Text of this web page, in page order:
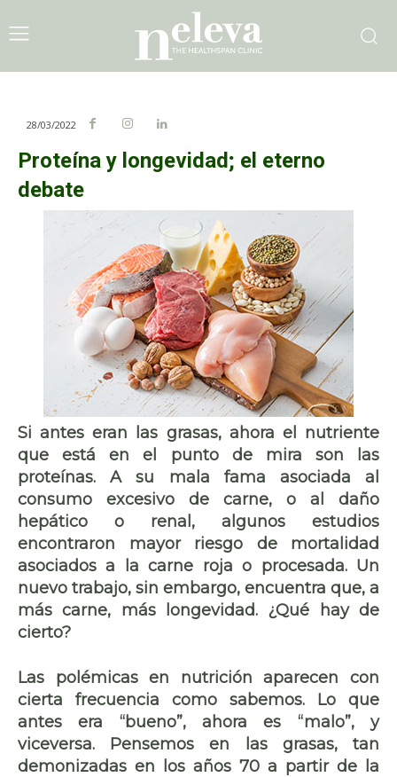
28/03/2022
Proteína y longevidad; el eterno
debate
Si antes eran las grasas, ahora el nutriente
que está en el punto de mira son las
proteínas. A su mala fama asociada al
consumo excesivo de carne, o al daño
hepático o renal, algunos estudios
encontraron mayor riesgo de mortalidad
asociados a la carne roja o procesada. Un
nuevo trabajo, sin embargo, encuentra que, a
más carne, más longevidad. ¿Qué hay de
cierto?
Las polémicas en nutrición aparecen con
cierta frecuencia como sabemos. Lo que
antes era “bueno”, ahora es “malo”, y
viceversa. Pensemos en las grasas, tan
demonizadas en los años 70 a partir de la